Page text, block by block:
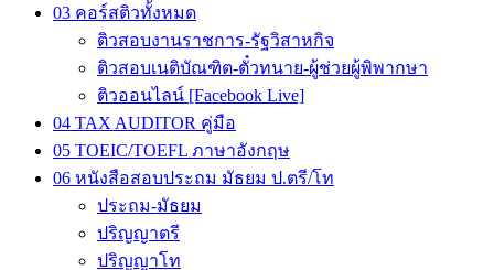
03 คอร์สติวทั้งหมด
ติวสอบงานราชการ-รัฐวิสาหกิจ
ติวสอบเนติบัณฑิต-ตั๋วทนาย-ผู้ช่วยผู้พิพากษา
ติวออนไลน์ [Facebook Live]
04 TAX AUDITOR คู่มือ
05 TOEIC/TOEFL ภาษาอังกฤษ
06 หนังสือสอบประถม มัธยม ป.ตรี/โท
ประถม-มัธยม
ปริญญาตรี
ปริญญาโท